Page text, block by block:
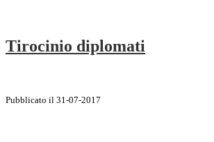
Tirocinio diplomati
Pubblicato il 31-07-2017